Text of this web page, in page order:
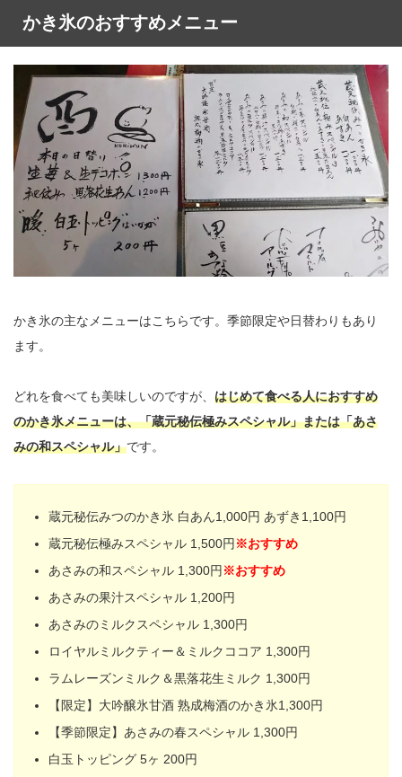
かき氷のおすすめメニュー
かき氷の主なメニューはこちらです。季節限定や日替わりもあり
ます。
どれを食べても美味しいのですが、 はじめて食べる人におすすめ
のかき氷メニューは、「蔵元秘伝極みスペシャル」または「あさ
みの和スペシャル」です。
蔵元秘伝みつのかき氷 白あん1,000円 あずき1,100円
蔵元秘伝極みスペシャル 1,500円※おすすめ
あさみの和スペシャル 1,300円※おすすめ
あさみの果汁スペシャル 1,200円
あさみのミルクスペシャル 1,300円
ロイヤルミルクティー＆ミルクココア 1,300円
ラムレーズンミルク＆黒落花生ミルク 1,300円
【限定】大吟醸氷甘酒 熟成梅酒のかき氷1,300円
【季節限定】あさみの春スペシャル 1,300円
白玉トッピング 5ヶ 200円